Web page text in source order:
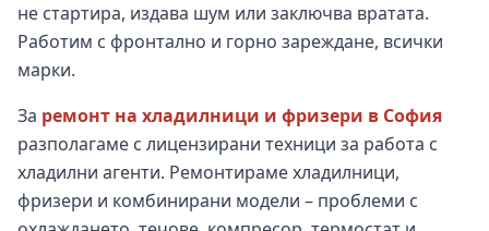
не стартира, издава шум или заключва вратата.
Работим с фронтално и горно зареждане, всички
марки.
За ремонт на хладилници и фризери в София
разполагаме с лицензирани техници за работа с
хладилни агенти. Ремонтираме хладилници,
фризери и комбинирани модели – проблеми с